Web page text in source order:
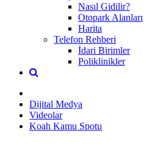
Nasıl Gidilir?
Otopark Alanları
Harita
Telefon Rehberi
İdari Birimler
Poliklinikler
Dijital Medya
Videolar
Koah Kamu Spotu